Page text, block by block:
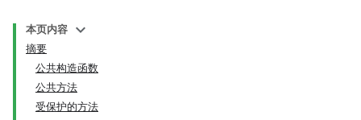
本页内容
摘要
公共构造函数
公共方法
受保护的方法